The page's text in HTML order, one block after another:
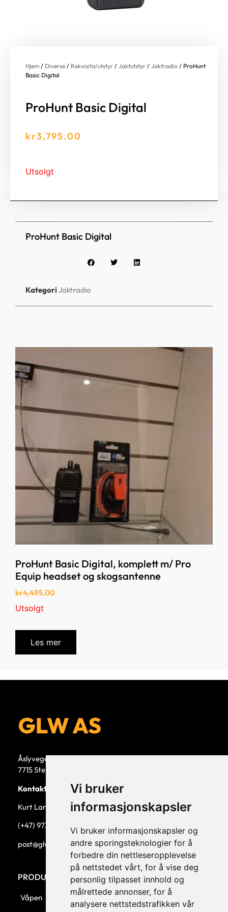
Vi bruker
informasjonskapsler
Vi bruker informasjonskapsler og
andre sporingsteknologier for å
forbedre din nettleseropplevelse
på nettstedet vårt, for å vise deg
personlig tilpasset innhold og
målrettede annonser, for å
analysere nettstedstrafikken vår
Hjem / Diverse / Rekvisita/utstyr / Jaktutstyr / Jaktradio / ProHunt
Basic Digital
ProHunt Basic Digital
kr3,795.00
Utsolgt
ProHunt Basic Digital
KategoriJaktradio
ProHunt Basic Digital, komplett m/ Pro
Equip headset og skogsantenne
kr4,495.00
Utsolgt
Les mer
Åslyvegen 5b
7715 Steinkjer
Kontaktperson
Kurt Larsen, daglig leder.
(+47) 973 33 332
post@glw.no
PRODUKTKATEGORIER
Våpen